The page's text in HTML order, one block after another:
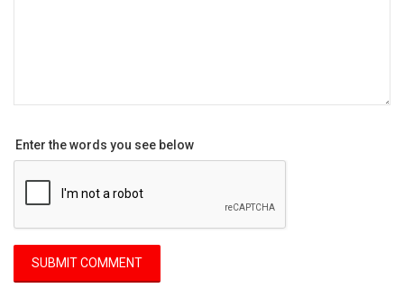
Enter the words you see below